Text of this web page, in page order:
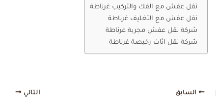
نقل عفش مع الفك والتركيب غرناطة
نقل عفش مع التغليف غرناطة
شركة نقل عفش مجربة غرناطة
شركة نقل اثاث رخيصة غرناطة
السابق التالي